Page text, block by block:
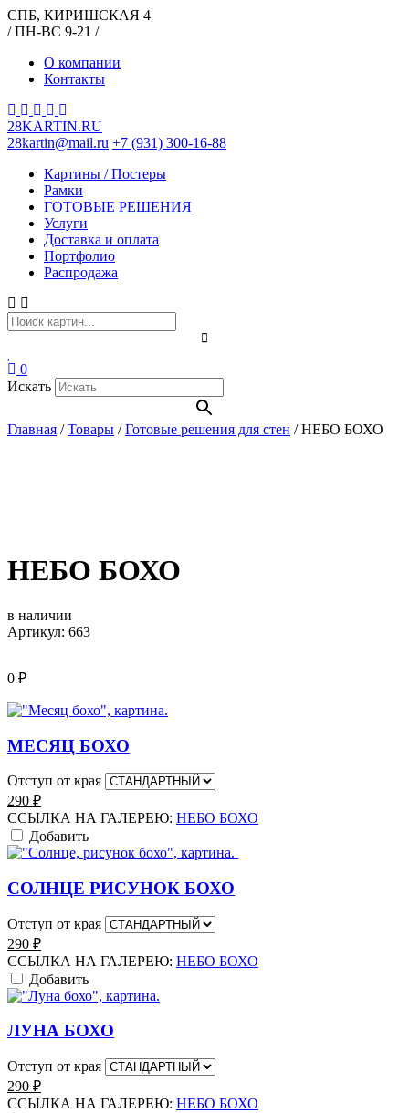
СПБ, КИРИШСКАЯ 4
/ ПН-ВС 9-21 /
О компании
Контакты
28KARTIN.RU
28kartin@mail.ru +7 (931) 300-16-88
Картины / Постеры
Рамки
ГОТОВЫЕ РЕШЕНИЯ
Услуги
Доставка и оплата
Портфолио
Распродажа
0
Искать
Главная /Товары /Готовые решения для стен /НЕБО БОХО
НЕБО БОХО
в наличии
Артикул: 663
0 ₽
МЕСЯЦ БОХО
Отступ от края
290 ₽
ССЫЛКА НА ГАЛЕРЕЮ: НЕБО БОХО
Добавить
СОЛНЦЕ РИСУНОК БОХО
Отступ от края
290 ₽
ССЫЛКА НА ГАЛЕРЕЮ: НЕБО БОХО
Добавить
ЛУНА БОХО
Отступ от края
290 ₽
ССЫЛКА НА ГАЛЕРЕЮ: НЕБО БОХО